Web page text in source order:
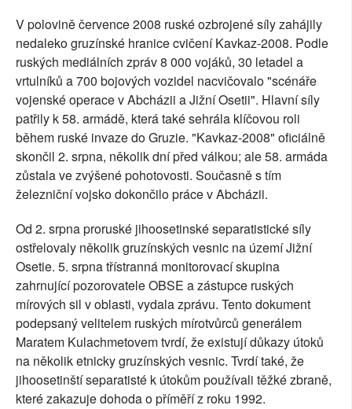
V polovině července 2008 ruské ozbrojené síly zahájily
nedaleko gruzínské hranice cvičení Kavkaz-2008. Podle
ruských mediálních zpráv 8 000 vojáků, 30 letadel a
vrtulníků a 700 bojových vozidel nacvičovalo "scénáře
vojenské operace v Abcházii a Jižní Osetii". Hlavní síly
patřily k 58. armádě, která také sehrála klíčovou roli
během ruské invaze do Gruzie. "Kavkaz-2008" oficiálně
skončil 2. srpna, několik dní před válkou; ale 58. armáda
zůstala ve zvýšené pohotovosti. Současně s tím
železniční vojsko dokončilo práce v Abcházii.
Od 2. srpna proruské jihoosetinské separatistické síly
ostřelovaly několik gruzínských vesnic na území Jižní
Osetie. 5. srpna třístranná monitorovací skupina
zahrnující pozorovatele OBSE a zástupce ruských
mírových sil v oblasti, vydala zprávu. Tento dokument
podepsaný velitelem ruských mírotvůrců generálem
Maratem Kulachmetovem tvrdí, že existují důkazy útoků
na několik etnicky gruzínských vesnic. Tvrdí také, že
jihoosetinští separatisté k útokům používali těžké zbraně,
které zakazuje dohoda o příměří z roku 1992.